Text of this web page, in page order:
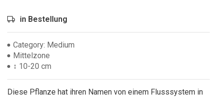
in Bestellung
Category: Medium
Mittelzone
↕ 10-20 cm
Diese Pflanze hat ihren Namen von einem Flusssystem in